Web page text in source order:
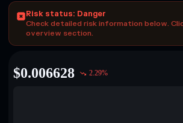
Risk status: Danger
Check detailed risk information below.
overview section.
$0.006628 2.29%